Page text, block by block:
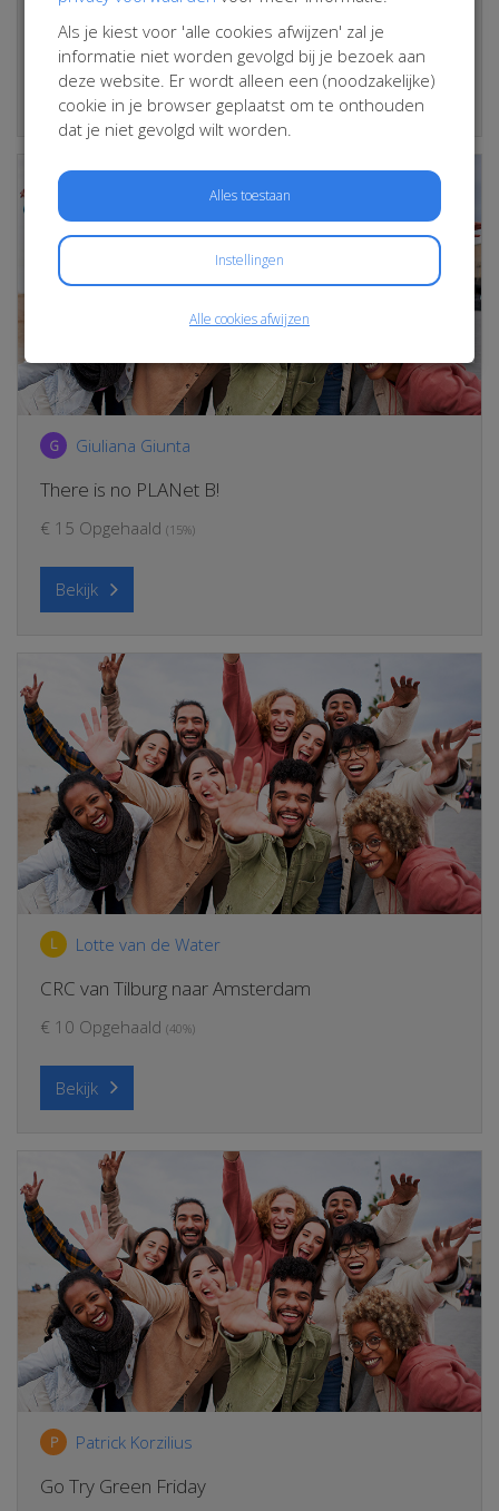
€ 20 Opgehaald(20%)
Bekijk
G Giuliana Giunta
There is no PLANet B!
€ 15 Opgehaald (15%)
Bekijk
L Lotte van de Water
CRC van Tilburg naar Amsterdam
€ 10 Opgehaald (40%)
Bekijk
P Patrick Korzilius
Go Try Green Friday
Als je kiest voor 'alle cookies afwijzen' zal je
informatie niet worden gevolgd bij je bezoek aan
deze website. Er wordt alleen een (noodzakelijke)
cookie in je browser geplaatst om te onthouden
dat je niet gevolgd wilt worden.
Alles toestaan
Instellingen
Alle cookies afwijzen